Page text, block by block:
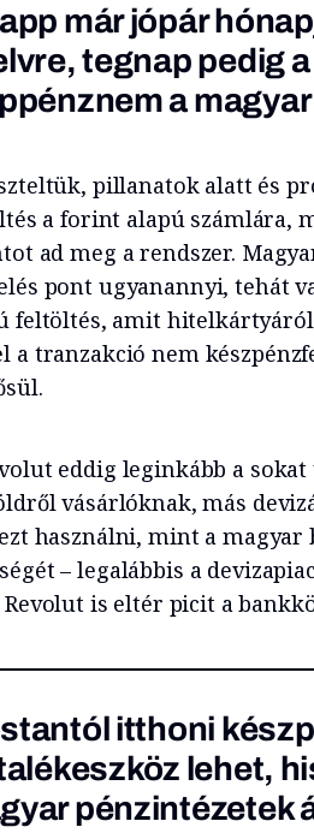
már jópár
tegnap pedig
a
pillanatok alatt és
a forint alapú számlára,
ad meg a rendszer.
pont ugyanannyi, tehát
feltöltés, amit
a tranzakció nem
eddig leginkább a
vásárlóknak, más
használni, mint a
– legalábbis a
is eltér picit a
itthoni
lehet,
pénzintézetek